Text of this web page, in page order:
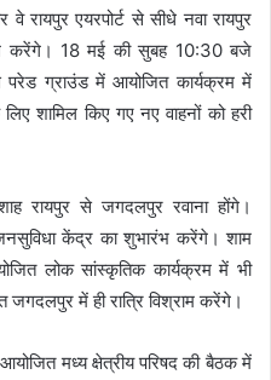
रायपुर एयरपोर्ट से सीधे नवा रायपुर
करेंगे। 18 मई की सुबह 10:30 बजे
परेड ग्राउंड में आयोजित कार्यक्रम में
शामिल किए गए नए वाहनों को हरी
रायपुर से जगदलपुर रवाना होंगे।
केंद्र का शुभारंभ करेंगे। शाम
लोक सांस्कृतिक कार्यक्रम में भी
जगदलपुर में ही रात्रि विश्राम करेंगे।
मध्य क्षेत्रीय परिषद की बैठक में